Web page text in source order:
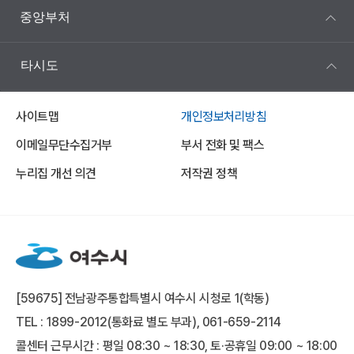
중앙부처
타시도
사이트맵
개인정보처리방침
이메일무단수집거부
부서 전화 및 팩스
누리집 개선 의견
저작권 정책
[59675] 전남광주통합특별시 여수시 시청로 1(학동)
TEL : 1899-2012(통화료 별도 부과), 061-659-2114
콜센터 근무시간 : 평일 08:30 ~ 18:30, 토·공휴일 09:00 ~ 18:00